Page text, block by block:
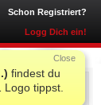
Schon Registriert?
Logg Dich ein!
findest du
tippst.
Close